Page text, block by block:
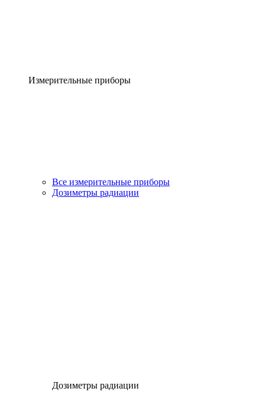
Измерительные приборы
Все измерительные приборы
Дозиметры радиации
Дозиметры радиации